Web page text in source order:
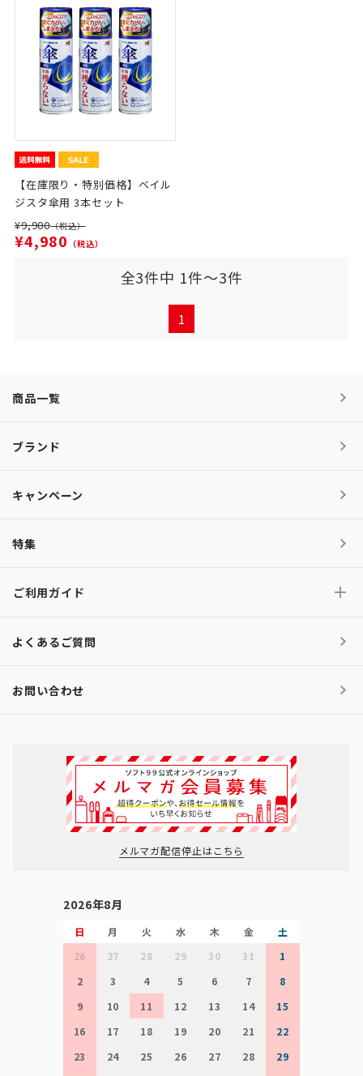
【在庫限り・特別価格】ベイル
ジスタ傘用 3本セット
¥9,900（税込）
¥4,980 （税込）
全3件中 1件～3件
1
商品一覧
ブランド
キャンペーン
特集
ご利用ガイド
よくあるご質問
お問い合わせ
メルマガ配信停止はこちら
2026年8月
日 月 火 水 木 金
土
26
27 28 29 30 31
1
2
3 4 5 6 7
8
9
10 11 12 13 14
15
16
17 18 19 20 21
22
23
24 25 26 27 28
29